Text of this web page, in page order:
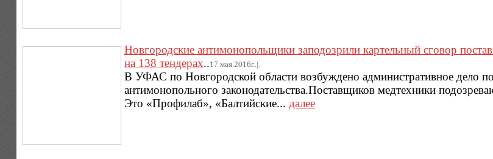
Новгородские антимонопольщики заподозрили картельный сговор
на 138 тендерах..17.мая.2016г..|.
В УФАС по Новгородской области возбуждено административное дело
антимонопольного законодательства.Поставщиков медтехники
Это «Профилаб», «Балтийские... далее